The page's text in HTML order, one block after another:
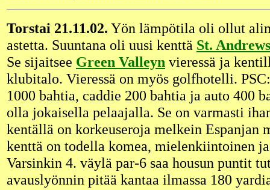
Torstai 21.11.02. Yön lämpötila oli ollut
astetta. Suuntana oli uusi kenttä St.
Se sijaitsee Green Valleyn vieressä ja
klubitalo. Vieressä on myös golfhotelli.
1000 bahtia, caddie 200 bahtia ja auto 400
olla jokaisella pelaajalla. Se on varmasti
kentällä on korkeuseroja melkein Espanjan
kenttä on todella komea, mielenkiintoinen
Varsinkin 4. väylä par-6 saa housun puntit
avauslyönnin pitää kantaa ilmassa 180